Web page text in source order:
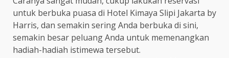
untuk berbuka puasa di Hotel Kimaya Slipi Jakarta by
Harris, dan semakin sering Anda berbuka di sini,
semakin besar peluang Anda untuk memenangkan
hadiah-hadiah istimewa tersebut.